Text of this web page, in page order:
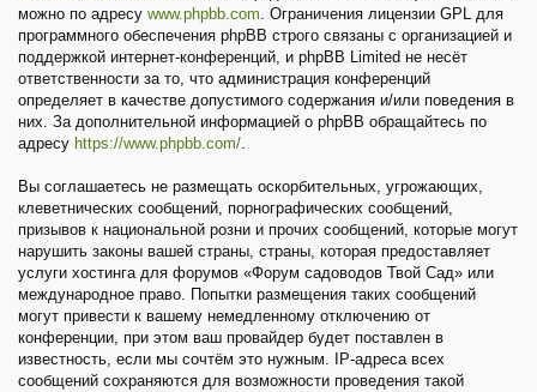
можно по адресу www.phpbb.com. Ограничения лицензии GPL для
программного обеспечения phpBB строго связаны с организацией и
поддержкой интернет-конференций, и phpBB Limited не несёт
ответственности за то, что администрация конференций
определяет в качестве допустимого содержания и/или поведения в
них. За дополнительной информацией о phpBB обращайтесь по
адресу https://www.phpbb.com/.
Вы соглашаетесь не размещать оскорбительных, угрожающих,
клеветнических сообщений, порнографических сообщений,
призывов к национальной розни и прочих сообщений, которые могут
нарушить законы вашей страны, страны, которая предоставляет
услуги хостинга для форумов «Форум садоводов Твой Сад» или
международное право. Попытки размещения таких сообщений
могут привести к вашему немедленному отключению от
конференции, при этом ваш провайдер будет поставлен в
известность, если мы сочтём это нужным. IP-адреса всех
сообщений сохраняются для возможности проведения такой